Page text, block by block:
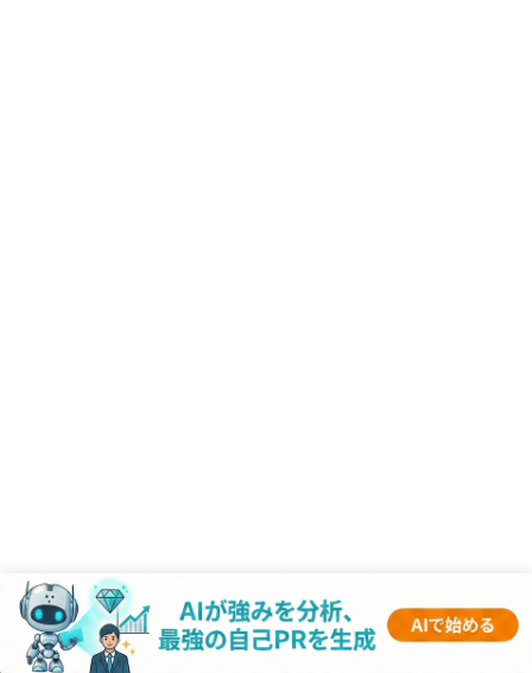
RANKING - 業界記事 -